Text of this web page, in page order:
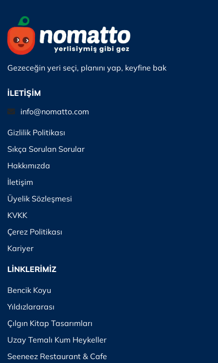
Gezeceğin yeri seçi, planını yap, keyfine bak
İLETİŞİM
info@nomatto.com
Gizlilik Politikası
Sıkça Sorulan Sorular
Hakkımızda
İletişim
Üyelik Sözleşmesi
KVKK
Çerez Politikası
Kariyer
LİNKLERİMİZ
Bencik Koyu
Yıldızlararası
Çılgın Kitap Tasarımları
Uzay Temalı Kum Heykeller
Seeneez Restaurant & Cafe